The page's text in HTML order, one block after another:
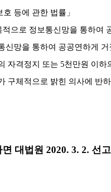
호 등에 관한 법률 」
으로 정보통신망을 통하여
신망을 통하여 공공연하게
자격정지 또는 5천만원 이하
구체적으로 밝힌 의사에 반
대법원 2020. 3. 2. 선고